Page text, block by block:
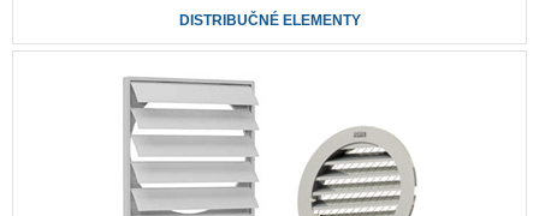
DISTRIBUČNÉ ELEMENTY